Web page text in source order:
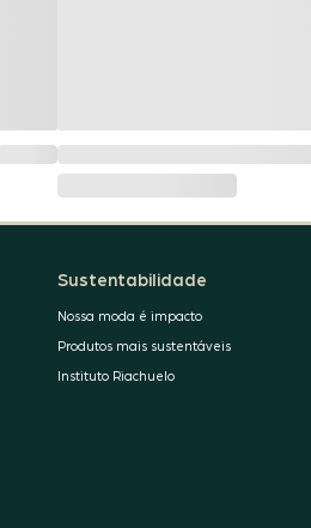
Sustentabilidade
Nossa moda é impacto
Produtos mais sustentáveis
Instituto Riachuelo